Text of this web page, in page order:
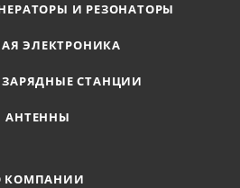
И РЕЗОНАТОРЫ
ЭЛЕКТРОНИКА
СТАНЦИИ
АНТЕННЫ
КОМПАНИИ